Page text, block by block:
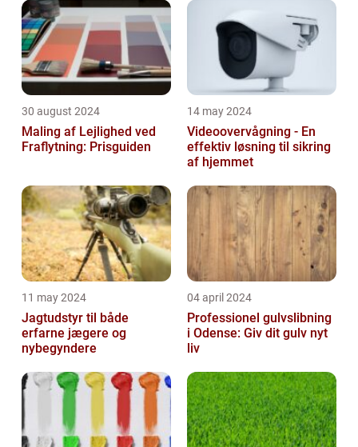
30 august 2024
Maling af Lejlighed ved
Fraflytning: Prisguiden
14 may 2024
Videoovervågning - En
effektiv løsning til sikring
af hjemmet
11 may 2024
Jagtudstyr til både
erfarne jægere og
nybegyndere
04 april 2024
Professionel gulvslibning
i Odense: Giv dit gulv nyt
liv